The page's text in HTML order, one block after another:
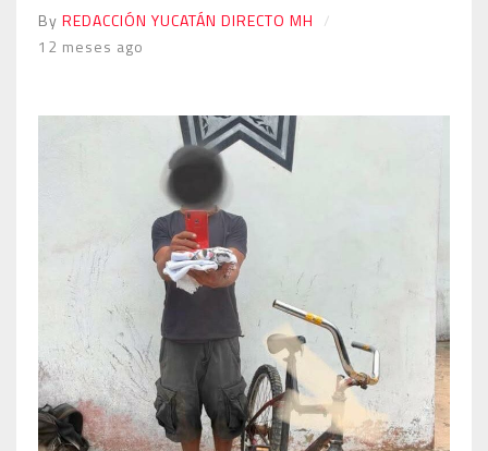
By REDACCIÓN YUCATÁN DIRECTO MH
12 meses ago